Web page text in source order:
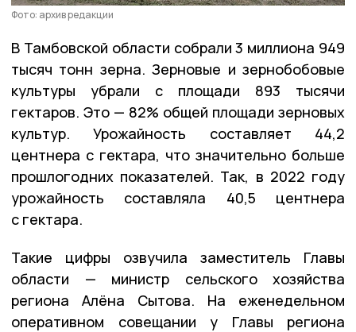
Фото: архив редакции
В Тамбовской области собрали 3 миллиона 949
тысяч тонн зерна. Зерновые и зернобобовые
культуры убрали с площади 893 тысячи
гектаров. Это — 82% общей площади зерновых
культур. Урожайность составляет 44,2
центнера с гектара, что значительно больше
прошлогодних показателей. Так, в 2022 году
урожайность составляла 40,5 центнера
с гектара.
Такие цифры озвучила заместитель Главы
области — министр сельского хозяйства
региона Алёна Сытова. На еженедельном
оперативном совещании у Главы региона